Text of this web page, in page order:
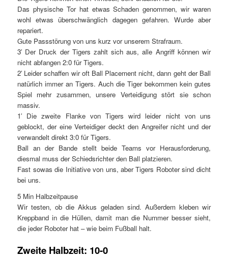
Das physische Tor hat etwas Schaden genommen, wir waren
wohl etwas überschwänglich dagegen gefahren. Wurde aber
repariert.
Gute Passstörung von uns kurz vor unserem Strafraum.
3′ Der Druck der Tigers zahlt sich aus, alle Angriff können wir
nicht abfangen 2:0 für Tigers.
2′ Leider schaffen wir oft Ball Placement nicht, dann geht der Ball
natürlich immer an Tigers. Auch die Tiger bekommen kein gutes
Spiel mehr zusammen, unsere Verteidigung stört sie schon
massiv.
1′ Die zweite Flanke von Tigers wird leider nicht von uns
geblockt, der eine Verteidiger deckt den Angreifer nicht und der
verwandelt direkt 3:0 für Tigers.
Ball an der Bande stellt beide Teams vor Herausforderung,
diesmal muss der Schiedsrichter den Ball platzieren.
Fast sowas die Initiative von uns, aber Tigers Roboter sind dicht
bei uns.
5 Min Halbzeitpause
Wir testen, ob die Akkus geladen sind. Außerdem kleben wir
Kreppband in die Hüllen, damit man die Nummer besser sieht,
die jeder Roboter hat – wie beim Fußball halt.
Zweite Halbzeit: 10-0